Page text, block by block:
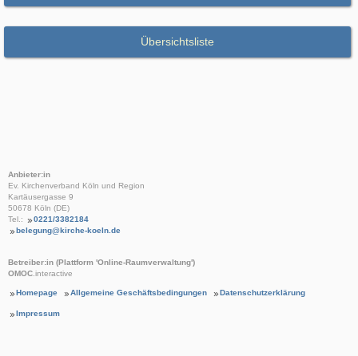
Übersichtsliste
Anbieter:in
Ev. Kirchenverband Köln und Region
Kartäusergasse 9
50678 Köln (DE)
Tel.:
0221/3382184
belegung@kirche-koeln.de
Betreiber:in (Plattform 'Online-Raumverwaltung')
OMOC.interactive
Homepage Allgemeine Geschäftsbedingungen Datenschutzerklärung
Impressum